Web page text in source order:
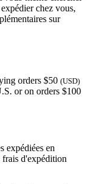
chez vous,
sur
orders $50 (USD)
or on orders $100
expédiées en
d'expédition